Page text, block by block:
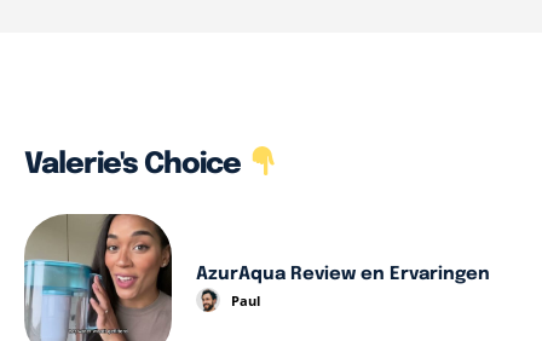
Valerie's Choice
AzurAqua Review en Ervaringen
Paul